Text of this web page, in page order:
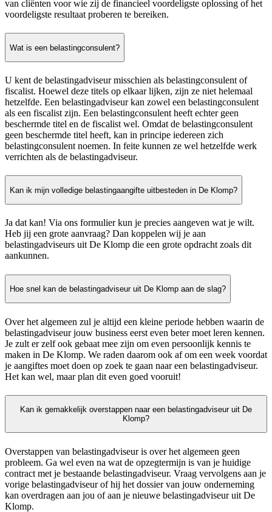
van cliënten voor wie zij de financieel voordeligste oplossing of het
voordeligste resultaat proberen te bereiken.
Wat is een belastingconsulent?
U kent de belastingadviseur misschien als belastingconsulent of
fiscalist. Hoewel deze titels op elkaar lijken, zijn ze niet helemaal
hetzelfde. Een belastingadviseur kan zowel een belastingconsulent
als een fiscalist zijn. Een belastingconsulent heeft echter geen
beschermde titel en de fiscalist wel. Omdat de belastingconsulent
geen beschermde titel heeft, kan in principe iedereen zich
belastingconsulent noemen. In feite kunnen ze wel hetzelfde werk
verrichten als de belastingadviseur.
Kan ik mijn volledige belastingaangifte uitbesteden in De Klomp?
Ja dat kan! Via ons formulier kun je precies aangeven wat je wilt.
Heb jij een grote aanvraag? Dan koppelen wij je aan
belastingadviseurs uit De Klomp die een grote opdracht zoals dit
aankunnen.
Hoe snel kan de belastingadviseur uit De Klomp aan de slag?
Over het algemeen zul je altijd een kleine periode hebben waarin de
belastingadviseur jouw business eerst even beter moet leren kennen.
Je zult er zelf ook gebaat mee zijn om even persoonlijk kennis te
maken in De Klomp. We raden daarom ook af om een week voordat
je aangiftes moet doen op zoek te gaan naar een belastingadviseur.
Het kan wel, maar plan dit even goed vooruit!
Kan ik gemakkelijk overstappen naar een belastingadviseur uit De
Klomp?
Overstappen van belastingadviseur is over het algemeen geen
probleem. Ga wel even na wat de opzegtermijn is van je huidige
contract met je bestaande belastingadviseur. Vraag vervolgens aan je
vorige belastingadviseur of hij het dossier van jouw onderneming
kan overdragen aan jou of aan je nieuwe belastingadviseur uit De
Klomp.